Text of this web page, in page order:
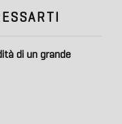
di un grande